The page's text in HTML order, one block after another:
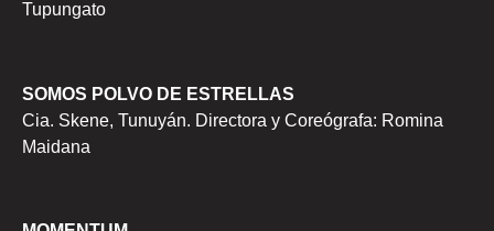
Tupungato
SOMOS POLVO DE ESTRELLAS
Cia. Skene, Tunuyán. Directora y Coreógrafa: Romina
Maidana